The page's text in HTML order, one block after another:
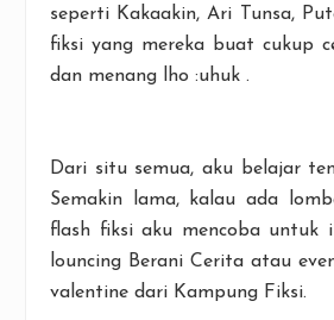
seperti Kakaakin, Ari Tunsa,
fiksi yang mereka buat cukup
dan menang lho :uhuk .
Dari situ semua, aku belajar
Semakin lama, kalau ada
flash fiksi aku mencoba untuk
louncing Berani Cerita atau
valentine dari Kampung Fiksi.